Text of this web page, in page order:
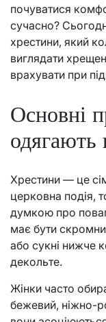
почуватися
сучасно?
хрестини, який
виглядати
врахувати при
Основні
одягають
Хрестини — це
церковна подія,
думкою про
має бути
або сукні нижче
декольте.
Жінки часто
бежевий, ніжно-